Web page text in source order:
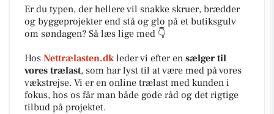
Er du typen, der hellere vil snakke skruer, brædder
og byggeprojekter end stå og glo på et butiksgulv
om søndagen? Så læs lige med 👇
Hos Nettrælasten.dkleder vi efter en sælger til
vores trælast, som har lyst til at være med på vores
vækstrejse. Vi er en online trælast med kunden i
fokus, hos os får man både gode råd og det rigtige
tilbud på projektet.